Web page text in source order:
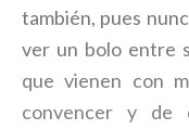
también, pues
ver un bolo entre
que vienen con
convencer y de